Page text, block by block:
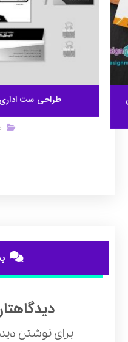
طراحی ست اداری
برای نوشتن